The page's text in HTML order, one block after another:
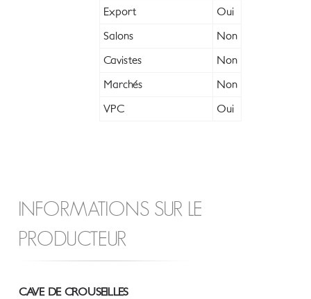
Export Oui
Salons Non
Cavistes Non
Marchés Non
VPC Oui
INFORMATIONS SUR LE
PRODUCTEUR
CAVE DE CROUSEILLES